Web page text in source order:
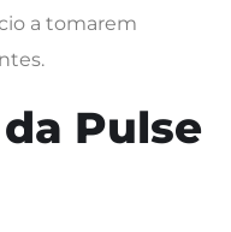
a tomarem
Pulse